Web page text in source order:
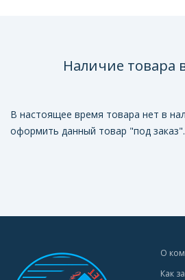
Наличие товара
В настоящее время товара нет в
оформить данный товар "под заказ".
О
Как